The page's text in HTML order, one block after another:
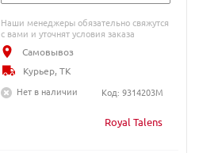
Royal Talens
Наши менеджеры обязательно свяжутся
с вами и уточнят условия заказа
Самовывоз
Курьер, ТК
Нет в наличии
Код: 9314203M